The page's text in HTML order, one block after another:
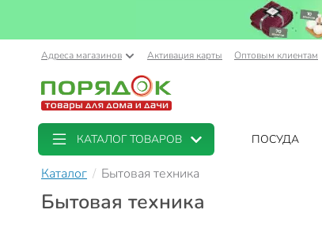
Адреса магазинов Активация карты Оптовым клиентам
КАТАЛОГ ТОВАРОВ ПОСУДА
Каталог Бытовая техника
Бытовая техника